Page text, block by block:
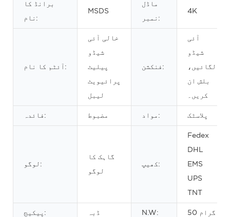
برانڈ کا
نام:
MSDS
ماڈل
نمبر:
4K
آئٹم کا نام:
خالی آئی
شیڈو
پیلیٹ
پرائیویٹ
لیبل
فنکشن:
آئی
شیڈو
لگائیں،
بلش ان
کریں۔
فائدہ: مضبوط مواد: پلاسٹک
لوگو:
گاہک کا
لوگو
کھیپ:
Fedex
DHL
EMS
UPS
TNT
پیکیج: ڈبہ N.W: 50 گرام